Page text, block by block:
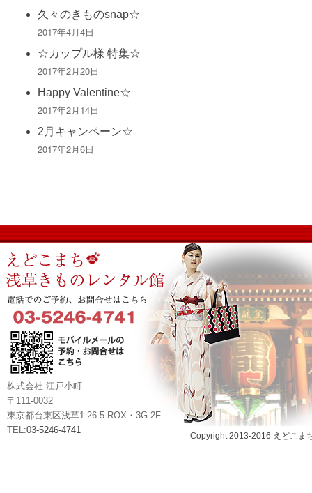
久々のきものsnap☆
2017年4月4日
☆カップル様 特集☆
2017年2月20日
Happy Valentine☆
2017年2月14日
2月キャンペーン☆
2017年2月6日
株式会社 江戸小町
〒111-0032
東京都台東区浅草1-26-5 ROX・3G 2F
TEL:03-5246-4741
Copyright 2013-2016 えどこま